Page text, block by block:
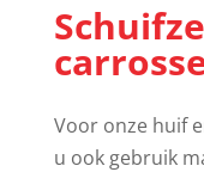
Voor onze huif
u ook gebruik